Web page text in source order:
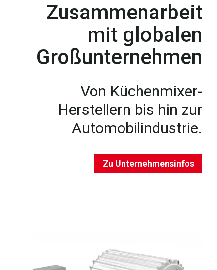
Zusammenarbeit
mit globalen
Großunternehmen
Von Küchenmixer-
Herstellern bis hin zur
Automobilindustrie.
Zu Unternehmensinfos